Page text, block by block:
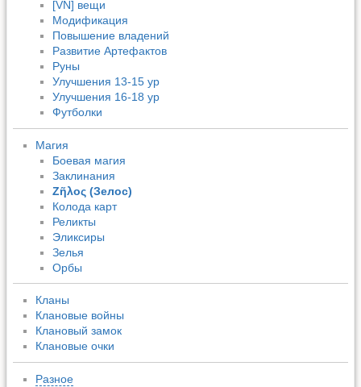
[VN] вещи
Модификация
Повышение владений
Развитие Артефактов
Руны
Улучшения 13-15 ур
Улучшения 16-18 ур
Футболки
Магия
Боевая магия
Заклинания
Ζῆλος (Зелос)
Колода карт
Реликты
Эликсиры
Зелья
Орбы
Кланы
Клановые войны
Клановый замок
Клановые очки
Разное